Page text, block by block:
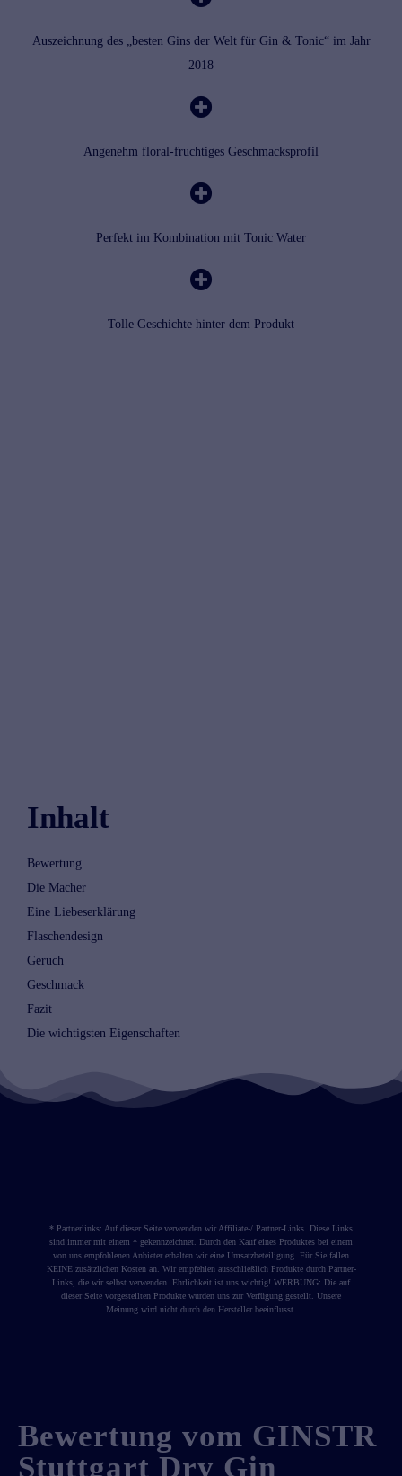
Auszeichnung des „besten Gins der Welt für Gin & Tonic“ im Jahr
2018
Angenehm floral-fruchtiges Geschmacksprofil
Perfekt im Kombination mit Tonic Water
Tolle Geschichte hinter dem Produkt
Inhalt
Bewertung
Die Macher
Eine Liebeserklärung
Flaschendesign
Geruch
Geschmack
Fazit
Die wichtigsten Eigenschaften
* Partnerlinks: Auf dieser Seite verwenden wir Affiliate-/ Partner-Links. Diese Links
sind immer mit einem * gekennzeichnet. Durch den Kauf eines Produktes bei einem
von uns empfohlenen Anbieter erhalten wir eine Umsatzbeteiligung. Für Sie fallen
KEINE zusätzlichen Kosten an. Wir empfehlen ausschließlich Produkte durch Partner-
Links, die wir selbst verwenden. Ehrlichkeit ist uns wichtig! WERBUNG: Die auf
dieser Seite vorgestellten Produkte wurden uns zur Verfügung gestellt. Unsere
Meinung wird nicht durch den Hersteller beeinflusst.
Bewertung vom GINSTR
Stuttgart Dry Gin